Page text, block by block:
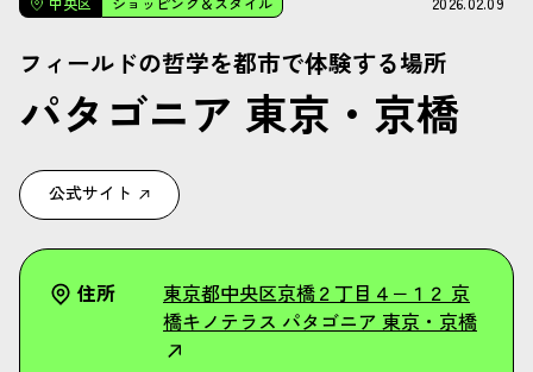
フィールドの哲学を都市で体験する場所
パタゴニア 東京・京橋
公式サイト
住所
東京都中央区京橋２丁目４−１２ 京
橋キノテラス パタゴニア 東京・京橋